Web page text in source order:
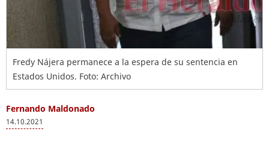
Fredy Nájera permanece a la espera de su sentencia en
Estados Unidos. Foto: Archivo
Fernando Maldonado
14.10.2021